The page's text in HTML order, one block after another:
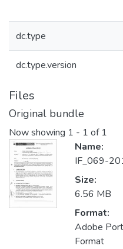
dc.type
dc.type.version
Files
Original bundle
Now showing 1 - 1 of 1
Name:
IF_069-
Size:
6.56 MB
Format:
Adobe
Format